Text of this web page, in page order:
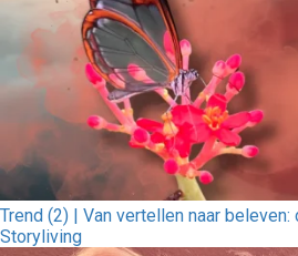
Trend (2) | Van vertellen naar
Storyliving